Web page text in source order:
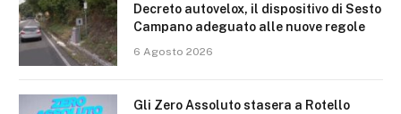
Decreto autovelox, il dispositivo di Sesto
Campano adeguato alle nuove regole
6 Agosto 2026
Gli Zero Assoluto stasera a Rotello